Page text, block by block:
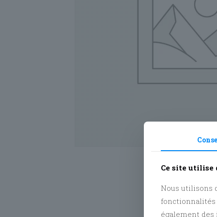
Ce site utilise
Nous utilisons
fonctionnalités
également